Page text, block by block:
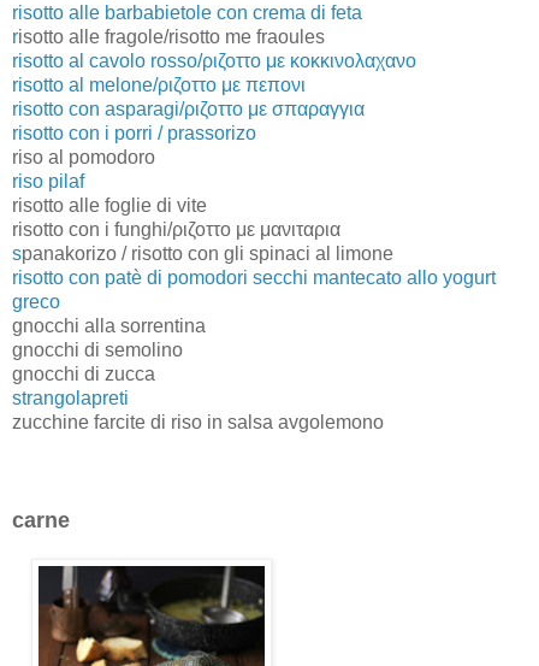
risotto alle barbabietole con crema di feta
risotto alle fragole/risotto me fraoules
risotto al cavolo rosso/ριζοττο με κοκκινολαχανο
risotto al melone/ριζοττο με πεπονι
risotto con asparagi/ριζοττο με σπαραγγια
risotto con i porri / prassorizo
riso al pomodoro
riso pilaf
risotto alle foglie di vite
risotto con i funghi/ριζοττο με μανιταρια
spanakorizo / risotto con gli spinaci al limone
risotto con patè di pomodori secchi mantecato allo yogurt
greco
gnocchi alla sorrentina
gnocchi di semolino
gnocchi di zucca
strangolapreti
zucchine farcite di riso in salsa avgolemono
carne